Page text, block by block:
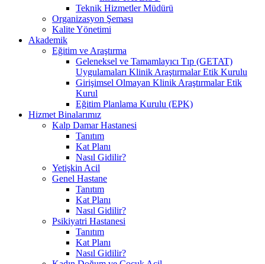
Teknik Hizmetler Müdürü
Organizasyon Şeması
Kalite Yönetimi
Akademik
Eğitim ve Araştırma
Geleneksel ve Tamamlayıcı Tıp (GETAT)
Uygulamaları Klinik Araştırmalar Etik Kurulu
Girişimsel Olmayan Klinik Araştırmalar Etik
Kurul
Eğitim Planlama Kurulu (EPK)
Hizmet Binalarımız
Kalp Damar Hastanesi
Tanıtım
Kat Planı
Nasıl Gidilir?
Yetişkin Acil
Genel Hastane
Tanıtım
Kat Planı
Nasıl Gidilir?
Psikiyatri Hastanesi
Tanıtım
Kat Planı
Nasıl Gidilir?